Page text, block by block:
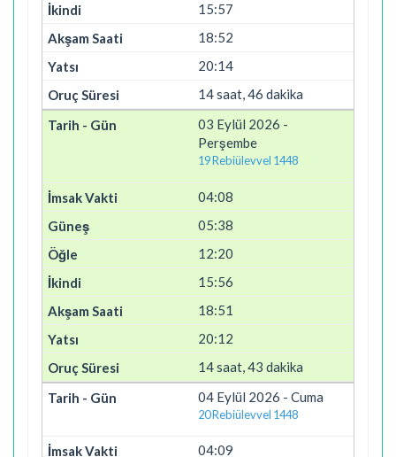
15:57
18:52
20:14
14 saat, 46 dakika
03 Eylül 2026 -
Perşembe
19 Rebiülevvel 1448
04:08
05:38
12:20
15:56
18:51
20:12
14 saat, 43 dakika
04 Eylül 2026 - Cuma
20 Rebiülevvel 1448
04:09